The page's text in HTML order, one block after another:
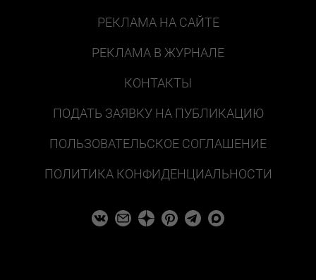
РЕКЛАМА НА САЙТЕ
РЕКЛАМА В ЖУРНАЛЕ
КОНТАКТЫ
ПОДАТЬ ЗАЯВКУ НА ПУБЛИКАЦИЮ
ПОЛЬЗОВАТЕЛЬСКОЕ СОГЛАШЕНИЕ
ПОЛИТИКА КОНФИДЕНЦИАЛЬНОСТИ